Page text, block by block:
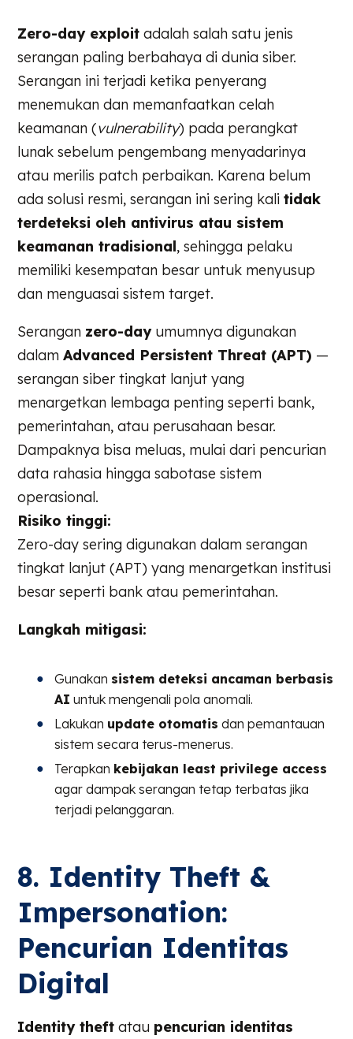
Zero-day exploit adalah salah satu jenis
serangan paling berbahaya di dunia siber.
Serangan ini terjadi ketika penyerang
menemukan dan memanfaatkan celah
keamanan (vulnerability) pada perangkat
lunak sebelum pengembang menyadarinya
atau merilis patch perbaikan. Karena belum
ada solusi resmi, serangan ini sering kalitidak
terdeteksi oleh antivirus atau sistem
keamanan tradisional, sehingga pelaku
memiliki kesempatan besar untuk menyusup
dan menguasai sistem target.
Serangan zero-dayumumnya digunakan
dalamAdvanced Persistent Threat (APT) —
serangan siber tingkat lanjut yang
menargetkan lembaga penting seperti bank,
pemerintahan, atau perusahaan besar.
Dampaknya bisa meluas, mulai dari pencurian
data rahasia hingga sabotase sistem
operasional.
Risiko tinggi:
Zero-day sering digunakan dalam serangan
tingkat lanjut (APT) yang menargetkan institusi
besar seperti bank atau pemerintahan.
Langkah mitigasi:
Gunakan sistem deteksi ancaman berbasis
AI untuk mengenali pola anomali.
Lakukan update otomatis dan pemantauan
sistem secara terus-menerus.
Terapkan kebijakan least privilege access
agar dampak serangan tetap terbatas jika
terjadi pelanggaran.
8. Identity Theft &
Impersonation:
Pencurian Identitas
Digital
Identity theft atau pencurian identitas